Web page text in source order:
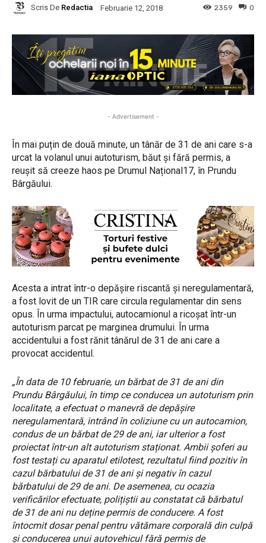
Scris De Redactia Februarie 12, 2018 0
2359
- Advertisement -
În mai puțin de două minute, un tânăr de 31 de ani care s-a
urcat la volanul unui autoturism, băut și fără permis, a
reușit să creeze haos pe Drumul Național17, în Prundu
Bârgăului.
Acesta a intrat într-o depășire riscantă și neregulamentară,
a fost lovit de un TIR care circula regulamentar din sens
opus. În urma impactului, autocamionul a ricoșat într-un
autoturism parcat pe marginea drumului. În urma
accidentului a fost rănit tânărul de 31 de ani care a
provocat accidentul.
„În data de 10 februarie, un bărbat de 31 de ani din
Prundu Bârgăului, în timp ce conducea un autoturism prin
localitate, a efectuat o manevră de depășire
neregulamentară, intrând în coliziune cu un autocamion,
condus de un bărbat de 29 de ani, iar ulterior a fost
proiectat într-un alt autoturism staționat. Ambii șoferi au
fost testați cu aparatul etilotest, rezultatul fiind pozitiv în
cazul bărbatului de 31 de ani și negativ în cazul
bărbatului de 29 de ani. De asemenea, cu ocazia
verificărilor efectuate, polițiștii au constatat că bărbatul
de 31 de ani nu deține permis de conducere. A fost
întocmit dosar penal pentru vătămare corporală din culpă
și conducerea unui autovehicul fără permis de